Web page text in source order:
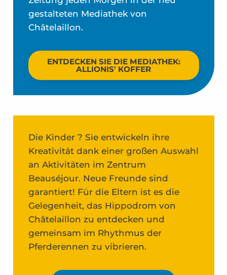
gestalteten Mediathek von
Châtelaillon.
ENTDECKEN SIE DIE MEDIATHEK:
ALLIONIS' KOFFER
Die Kinder ? Sie entwickeln ihre
Kreativität dank einer großen Auswahl
an Aktivitäten im Zentrum
Beauséjour. Neue Freunde sind
garantiert! Für die Eltern ist es die
Gelegenheit, das Hippodrom von
Châtelaillon zu entdecken und
gemeinsam im Rhythmus der
Pferderennen zu vibrieren.